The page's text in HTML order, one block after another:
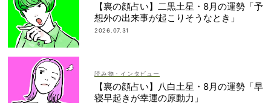
【裏の顔占い】二黒土星・8月の運勢「予
想外の出来事が起こりそうなとき」
2026.07.31
読み物・インタビュー
【裏の顔占い】八白土星・8月の運勢「早
寝早起きが幸運の原動力」